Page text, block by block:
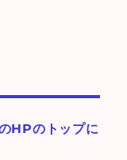
HPのトップに